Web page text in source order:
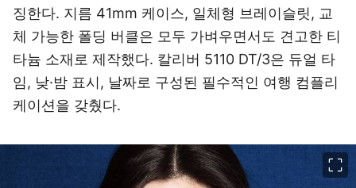
징한다. 지름 41mm 케이스, 일체형 브레이슬릿, 교
체 가능한 폴딩 버클은 모두 가벼우면서도 견고한 티
타늄 소재로 제작했다. 칼리버 5110 DT/3은 듀얼 타
임, 낮·밤 표시, 날짜로 구성된 필수적인 여행 컴플리
케이션을 갖췄다.